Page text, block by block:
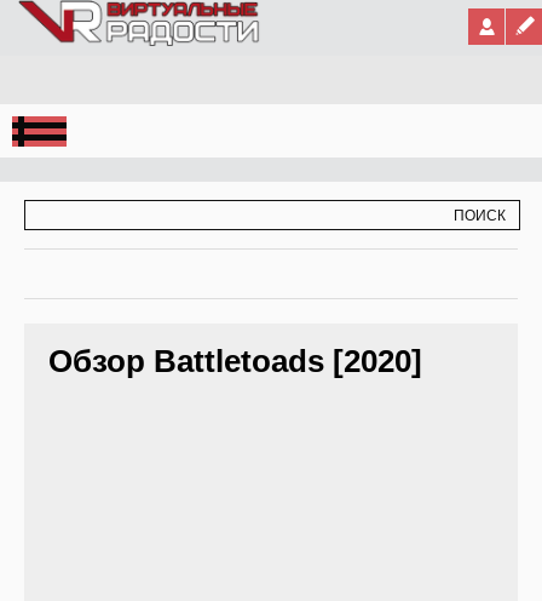
Jump to Navigation
Обзор Battletoads [2020]